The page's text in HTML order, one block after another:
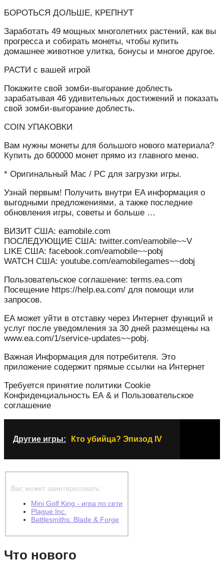
БОРОТЬСЯ ДОЛЬШЕ, КРЕПНУТ
Заработать 49 мощных многолетних растений, как вы
прогресса и собирать монеты, чтобы купить
домашнее животное улитка, бонусы и многое другое.
РАСТИ с вашей игрой
Покажите свой зомби-выгорание доблесть
зарабатывая 46 удивительных достижений и показать
свой зомби-выгорание доблесть.
COIN УПАКОВКИ
Вам нужны монеты для большого нового материала?
Купить до 600000 монет прямо из главного меню.
* Оригинальный Mac / PC для загрузки игры.
Узнай первым! Получить внутри EA информация о
выгодными предложениями, а также последние
обновления игры, советы и больше …
ВИЗИТ США: eamobile.com
ПОСЛЕДУЮЩИЕ США: twitter.com/eamobile~~V
LIKE США: facebook.com/eamobile~~pobj
WATCH США: youtube.com/eamobilegames~~dobj
Пользовательское соглашение: terms.ea.com
Посещение https://help.ea.com/ для помощи или
запросов.
EA может уйти в отставку через Интернет функций и
услуг после уведомления за 30 дней размещены на
www.ea.com/1/service-updates~~pobj.
Важная Информация для потребителя. Это
приложение содержит прямые ссылки на Интернет
Требуется принятие политики Cookie
Конфиденциальность ЕА & и Пользовательское
соглашение
Другие игры: Кто убийца? Эпизод IV
Вас может заинтересовать:
Mini Golf King - игра по сети
Plague Inc.
Battlesmiths: Blade & Forge
Что нового